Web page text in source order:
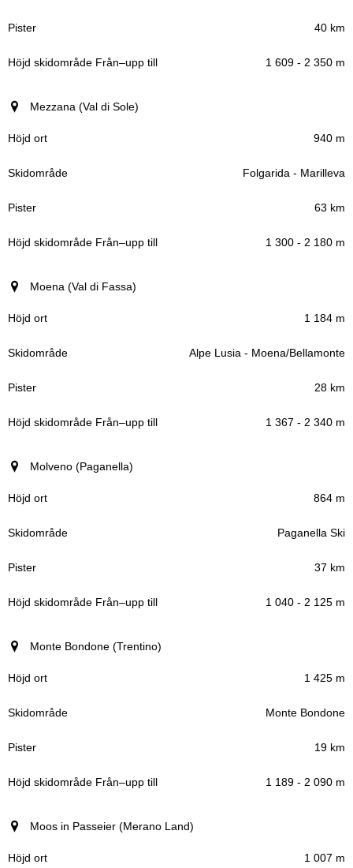
40 km
1 609 - 2 350 m
Mezzana (Val di Sole)
940 m
Folgarida - Marilleva
63 km
1 300 - 2 180 m
Moena (Val di Fassa)
1 184 m
Alpe Lusia - Moena/Bellamonte
28 km
1 367 - 2 340 m
Molveno (Paganella)
864 m
Paganella Ski
37 km
1 040 - 2 125 m
Monte Bondone (Trentino)
1 425 m
Monte Bondone
19 km
1 189 - 2 090 m
Moos in Passeier (Merano Land)
1 007 m